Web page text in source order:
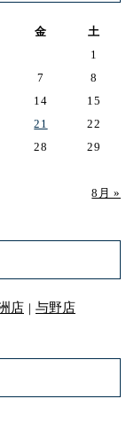
金 土
8月 »
1
7
8
14
15
21
22
28
29
店 ｜ 与野店